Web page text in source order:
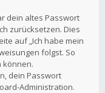
dein altes Passwort
zurücksetzen. Dies
auf „Ich habe mein
folgst. So
können.
dein Passwort
Administration.